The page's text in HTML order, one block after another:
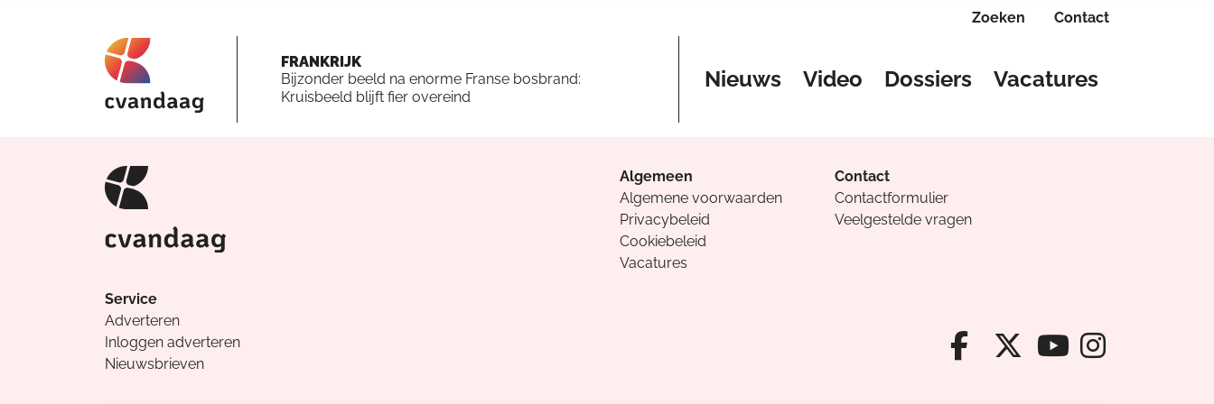
Zoeken Contact
FRANKRIJK
Bijzonder beeld na enorme Franse bosbrand:
Kruisbeeld blijft fier overeind
Nieuws Video Dossiers Vacatures
Algemeen
Algemene voorwaarden
Privacybeleid
Cookiebeleid
Vacatures
Contact
Contactformulier
Veelgestelde vragen
Service
Adverteren
Inloggen adverteren
Nieuwsbrieven
Facebook van
X van